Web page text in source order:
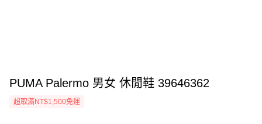
PUMA Palermo 男女 休閒鞋 39646362
超取滿NT$1,500免運